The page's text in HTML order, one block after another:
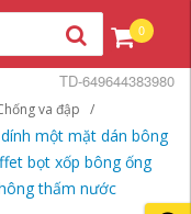
0
va đập
một mặt dán bông
bọt xốp bông ống
thấm nước
TD-649644383980